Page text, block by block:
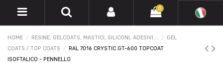
0
HOME RESINE, GELCOATS, MASTICI, SILICONI, ADESIVI...
GEL
COATS / TOP COATS
RAL 7016 CRYSTIC GT-600 TOPCOAT
ISOFTALICO - PENNELLO